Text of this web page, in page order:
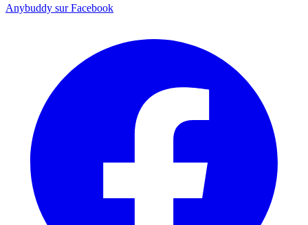
Anybuddy sur Facebook